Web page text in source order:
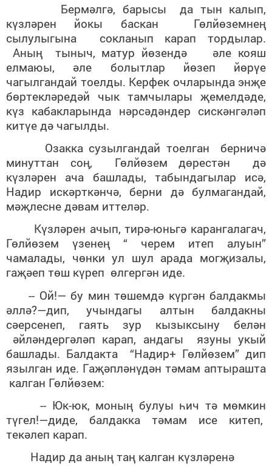
Бермәлгә, барысы да тын калып,
күзләрен йокы баскан Гөлйөземнең
сылулыгына сокланып карап тордылар.
Аның тыныч, матур йөзендә әле кояш
елмаюы, әле болытлар йөзеп йөрүе
чагылгандай тоелды. Керфек очларында энҗе
бөртекләредәй чык тамчылары җемелдәде,
күз кабакларында нәрсәдәндер сискәнгәләп
китүе дә чагылды.
Озакка сузылгандай тоелган берничә
минуттан соң,
Гөлйөзем дөрестән дә
күзләрен ача башлады, табындагылар исә,
Надир искәрткәнчә, берни дә булмагандай,
мәҗлесне дәвам иттеләр.
Күзләрен ачып, тирә-юньгә карангалагач,
Гөлйөзем үзенең “ черем итеп алуын”
чамалады, чөнки ул шул арада могҗизалы,
гаҗәеп төш күреп өлгергән иде.
-- Ой!— бу мин төшемдә күргән балдакмы
әллә?—дип, учындагы алтын балдакны
сәерсенеп, гаять зур кызыксыну белән
әйләндергәләп карап, андагы язуны укый
башлады. Балдакта “Надир+ Гөлйөзем” дип
язылган иде. Гаҗәпләнүдән тәмам аптырашта
калган Гөлйөзем:
-- Юк-юк, моның булуы һич тә мөмкин
түгел!—диде, балдакка тәмам исе китеп,
текәлеп карап.
Надир да аның таң калган күзләренә